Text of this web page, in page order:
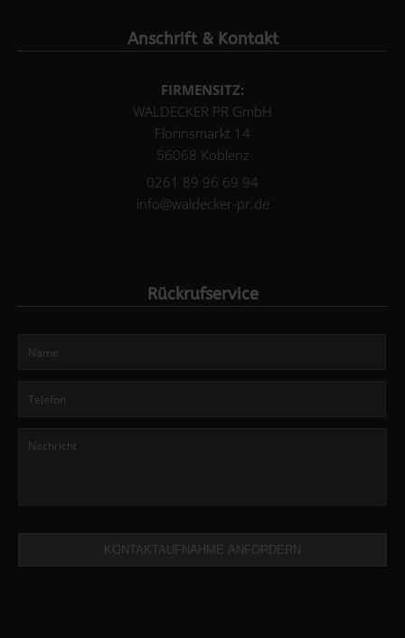
Anschrift & Kontakt
FIRMENSITZ:
WALDECKER PR GmbH
Florinsmarkt 14
56068 Koblenz
0261 89 96 69 94
info@waldecker-pr.de
Rückrufservice
KONTAKTAUFNAHME ANFORDERN